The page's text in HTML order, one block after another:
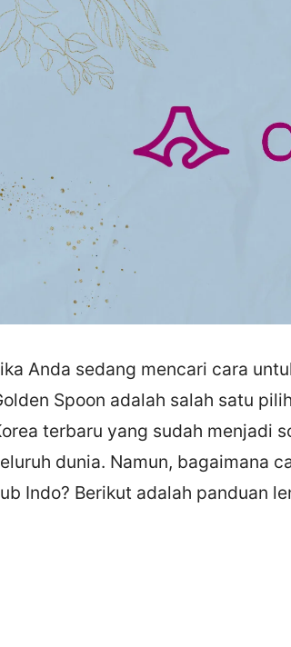
Anda sedang mencari cara
Spoon adalah salah satu
terbaru yang sudah menjadi
dunia. Namun, bagaimana
Indo? Berikut adalah panduan